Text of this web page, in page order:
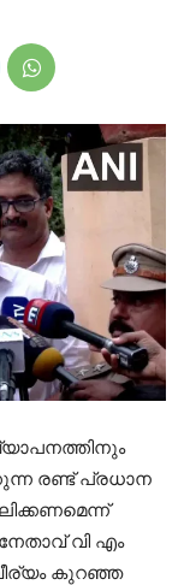
രണ്ട് പ്രധാന
വി എം
കുറഞ്ഞ